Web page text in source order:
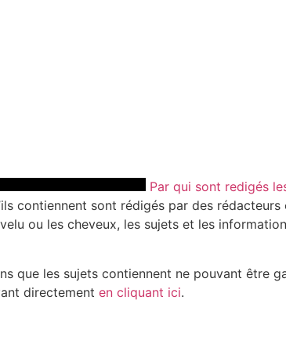
Par qui sont redigés
contiennent sont rédigés par des
ou les cheveux, les sujets et les
que les sujets contiennent ne pouvant être
directement en cliquant ici.